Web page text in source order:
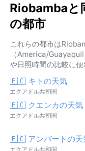
Riobambaと
の都市
これらの都市は
（America/
や日照時間の比較に便
🇪🇨 キトの天気
エクアドル共和国
🇪🇨 クエンカの天気
エクアドル共和国
🇪🇨 アンバートの天
エクアドル共和国